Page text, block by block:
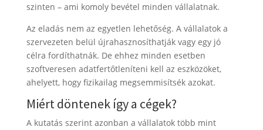
szinten – ami komoly bevétel minden vállalatnak.
Az eladás nem az egyetlen lehetőség. A vállalatok a
szervezeten belül újrahasznosíthatják vagy egy jó
célra fordíthatnák. De ehhez minden esetben
szoftveresen adatfertőtleníteni kell az eszközöket,
ahelyett, hogy fizikailag megsemmisítsék azokat.
Miért döntenek így a cégek?
A kutatás szerint azonban a vállalatok több mint